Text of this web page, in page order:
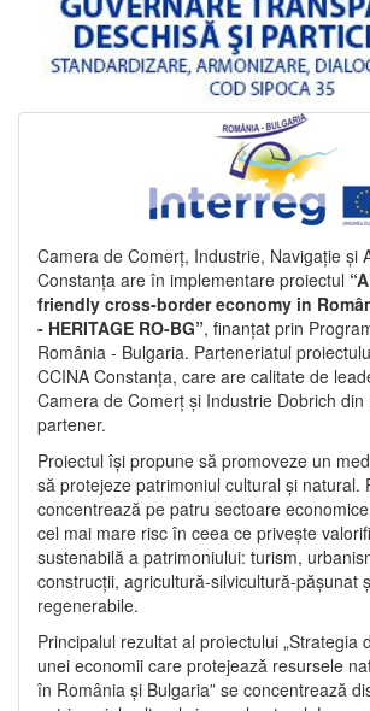
Camera de Comerț, Industrie, Navigație și
Constanța are în implementare proiectul
friendly cross-border economy in
- HERITAGE RO-BG”, finanțat prin
România - Bulgaria. Parteneriatul
CCINA Constanța, care are calitate de
Camera de Comerț și Industrie Dobrich din
partener.
Proiectul își propune să promoveze un
să protejeze patrimoniul cultural și natural.
concentrează pe patru sectoare
cel mai mare risc în ceea ce privește
sustenabilă a patrimoniului: turism,
construcții, agricultură-silvicultură-pășunat
regenerabile.
Principalul rezultat al proiectului „Strategia
unei economii care protejează resursele
în România și Bulgaria” se concentrează